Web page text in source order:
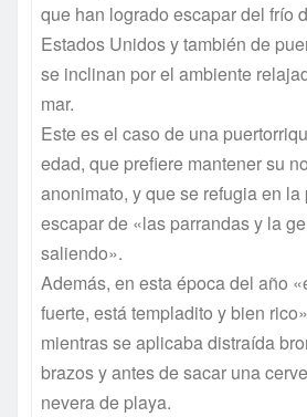
que han logrado escapar del frío
Estados Unidos y también de
se inclinan por el ambiente
mar.
Este es el caso de una
edad, que prefiere mantener su
anonimato, y que se refugia en la
escapar de «las parrandas y la
saliendo».
Además, en esta época del año
fuerte, está templadito y bien
mientras se aplicaba distraída
brazos y antes de sacar una
nevera de playa.